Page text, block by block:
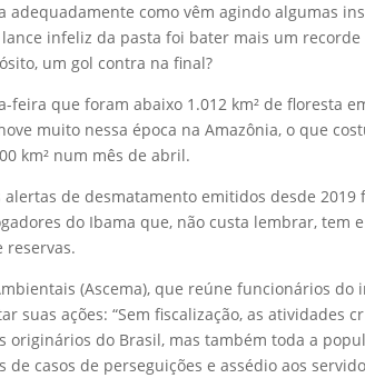
adequadamente como vêm agindo algumas
infeliz da pasta foi bater mais um
um gol contra na final?
que foram abaixo 1.012 km² de floresta
muito nessa época na Amazônia, o que
km² num mês de abril.
de desmatamento emitidos desde
do Ibama que, não custa lembrar, tem
reservas.
(Ascema), que reúne funcionários do
ações: “Sem fiscalização, as atividades
do Brasil, mas também toda a
casos de perseguições e assédio aos